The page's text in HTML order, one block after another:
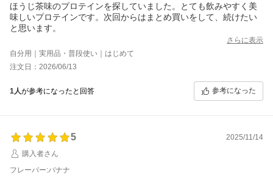
ほうじ茶味のプロテインを探していました。とても飲みやすく美
味しいプロテインです。次回からはまとめ買いをして、続けたい
と思います。
さらに表示
自分用｜実用品・普段使い｜はじめて
注文日：2026/06/13
1人が参考になったと回答 参考になった
5
2025/11/14
購入者さん
フレーバー:バナナ